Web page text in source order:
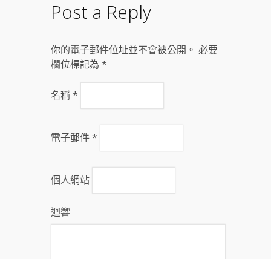
Post a Reply
你的電子郵件位址並不會被公開。 必要
欄位標記為 *
名稱*
電子郵件*
個人網站
迴響